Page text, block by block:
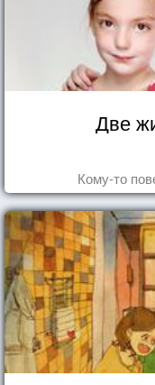
Две
Кому-то